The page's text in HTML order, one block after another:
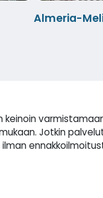
Almeria-
keinoin
Jotkin